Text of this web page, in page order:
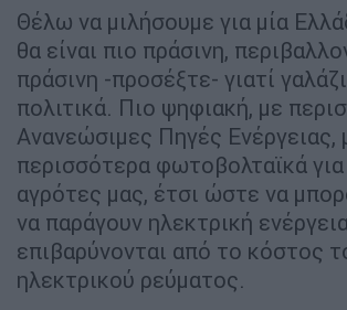
Θέλω να μιλήσουμε για μία
θα είναι πιο πράσινη,
πράσινη -προσέξτε- γιατί
πολιτικά. Πιο ψηφιακή, με
Ανανεώσιμες Πηγές Ενέργειας,
περισσότερα φωτοβολταϊκά
αγρότες μας, έτσι ώστε να
να παράγουν ηλεκτρική
επιβαρύνονται από το κόστος
ηλεκτρικού ρεύματος.